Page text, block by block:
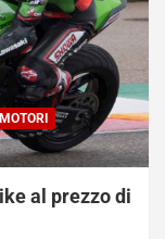
al prezzo di